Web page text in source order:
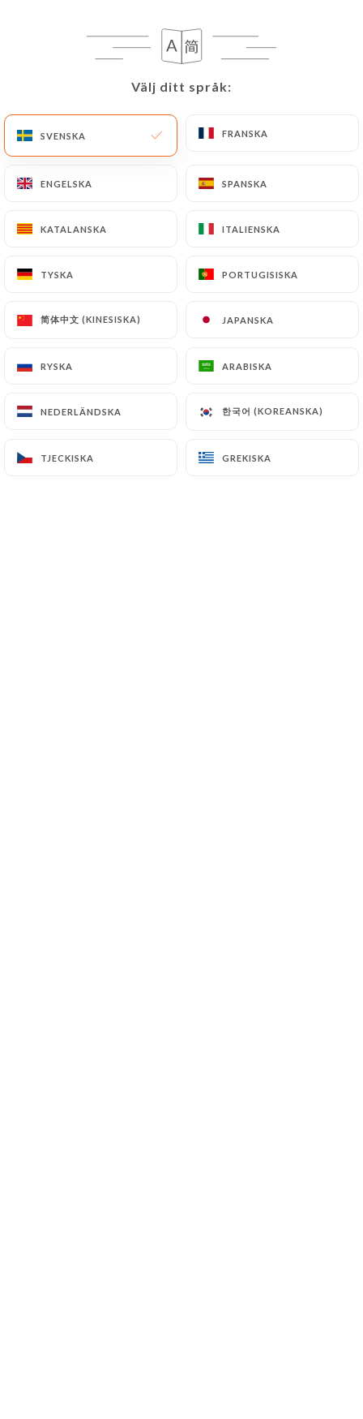
Välj ditt språk:
SVENSKA FRANSKA
ENGELSKA SPANSKA
KATALANSKA ITALIENSKA
TYSKA PORTUGISISKA
简体中文 (KINESISKA) JAPANSKA
RYSKA ARABISKA
NEDERLÄNDSKA 한국어 (KOREANSKA)
TJECKISKA GREKISKA
Galleri
Välj ditt språk:
SVENSKA FRANSKA
ENGELSKA SPANSKA
KATALANSKA ITALIENSKA
TYSKA PORTUGISISKA
简体中文 (KINESISKA) JAPANSKA
RYSKA ARABISKA
NEDERLÄNDSKA 한국어 (KOREANSKA)
TJECKISKA GREKISKA